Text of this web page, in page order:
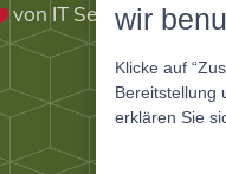
von IT Service Herzog
wir
Klicke auf
Bereitstellung
erklären Sie